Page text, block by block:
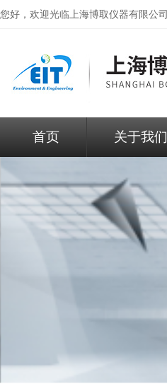
您好，欢迎光临上海博取仪器有限公司
首页 关于我们